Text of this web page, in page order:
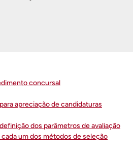
concursal
apreciação de candidaturas
dos parâmetros de avaliação
um dos métodos de seleção